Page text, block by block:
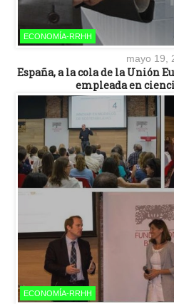
ECONOMÍA-RRHH
mayo 19,
España, a la cola de la Unión
empleada en
ECONOMÍA-RRHH